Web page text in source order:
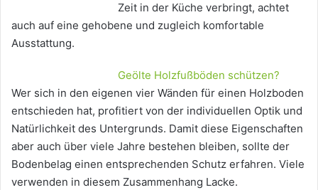
Zeit in der Küche verbringt, achtet
auch auf eine gehobene und zugleich komfortable
Ausstattung.
Geölte Holzfußböden schützen?
Wer sich in den eigenen vier Wänden für einen Holzboden
entschieden hat, profitiert von der individuellen Optik und
Natürlichkeit des Untergrunds. Damit diese Eigenschaften
aber auch über viele Jahre bestehen bleiben, sollte der
Bodenbelag einen entsprechenden Schutz erfahren. Viele
verwenden in diesem Zusammenhang Lacke.